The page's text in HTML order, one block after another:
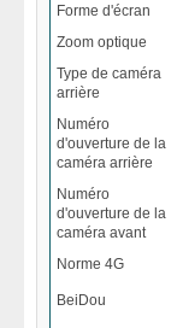
Forme d'écran
Zoom optique
Type de caméra
arrière
Numéro
d'ouverture de la
caméra arrière
Numéro
d'ouverture de la
caméra avant
Norme 4G
BeiDou